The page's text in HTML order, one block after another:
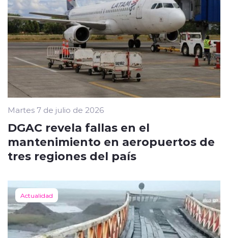
Martes 7 de julio de 2026
DGAC revela fallas en el
mantenimiento en aeropuertos de
tres regiones del país
Actualidad